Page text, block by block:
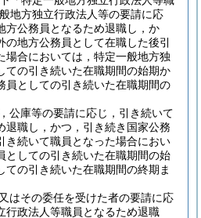
地方独立行政法人等の要請に応
方公務員となるため退職し，か
地方公務員として在職した後引
場合においては，特定一般地方独
ての引き続いた在職期間の始期か
員としての引き続いた在職期間の
公庫等の要請に応じ，引き続いて
退職し，かつ，引き続き国家公務
き続いて職員となった場合におい
としての引き続いた在職期間の始
ての引き続いた在職期間の終期ま
はその委任を受けた者の要請に応
行政法人等職員となるため退職